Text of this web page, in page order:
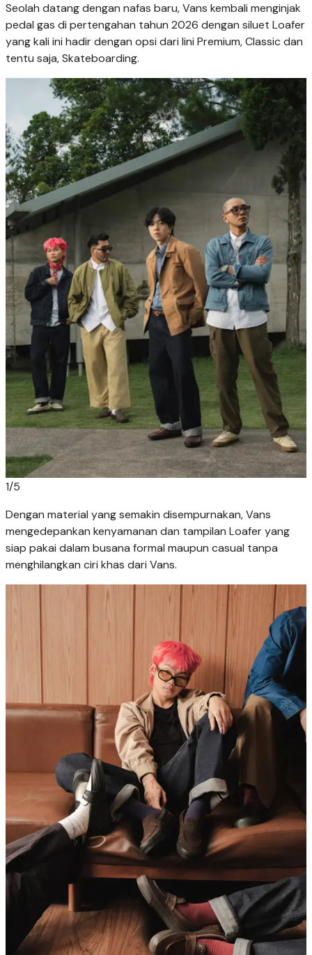
Seolah datang dengan nafas baru, Vans kembali menginjak
pedal gas di pertengahan tahun 2026 dengan siluet Loafer
yang kali ini hadir dengan opsi dari lini Premium, Classic dan
tentu saja, Skateboarding.
1/5
Dengan material yang semakin disempurnakan, Vans
mengedepankan kenyamanan dan tampilan Loafer yang
siap pakai dalam busana formal maupun casual tanpa
menghilangkan ciri khas dari Vans.